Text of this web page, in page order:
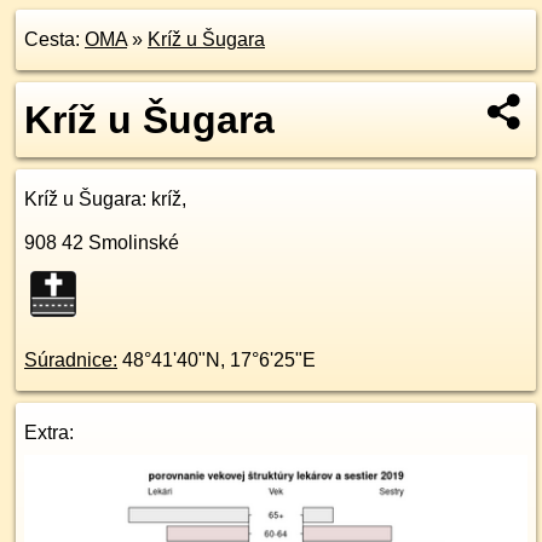
Cesta: OMA» Kríž u Šugara
Kríž u Šugara
Kríž u Šugara: kríž,
908 42 Smolinské
Súradnice: 48°41'40"N , 17°6'25"E
Extra: